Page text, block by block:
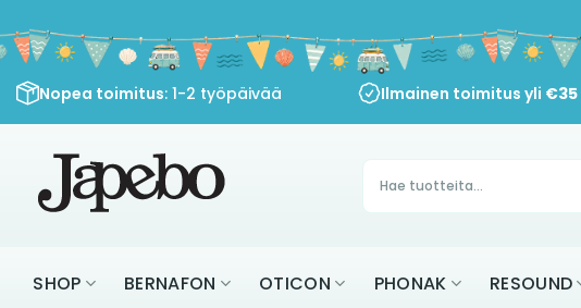
sisältöön
Nopea toimitus: 1-2 työpäivää Ilmainen toimitus yli €35
Products
search
SHOP BERNAFON OTICON PHONAK RESOUND